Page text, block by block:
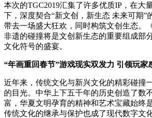
本次的TGC2019汇集了许多优质IP，在大
下，深度契合“新文创，新生态 未来可期”
带去一场盛大狂欢，同时构筑文创生态。
非遗的碰撞将是文创新生态的重要组成部
文化符号的盛宴。
“年画重回春节”游戏现实双发力 引领玩家
近年来，传统文化与新兴文化的精彩碰撞
的目光。中华上下五千年的历史创造了数
富，华夏文明孕育的精神和艺术宝藏始终
传统文化的继承与保护也成了现代数字文